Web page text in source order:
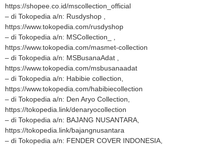
https://shopee.co.id/mscollection_official
– di Tokopedia a/n: Rusdyshop ,
https://www.tokopedia.com/rusdyshop
– di Tokopedia a/n: MSCollection_ ,
https://www.tokopedia.com/masmet-collection
– di Tokopedia a/n: MSBusanaAdat ,
https://www.tokopedia.com/msbusanaadat
– di Tokopedia a/n: Habibie collection,
https://www.tokopedia.com/habibiecollection
– di Tokopedia a/n: Den Aryo Collection,
https://tokopedia.link/denaryocollection
– di Tokopedia a/n: BAJANG NUSANTARA,
https://tokopedia.link/bajangnusantara
– di Tokopedia a/n: FENDER COVER INDONESIA,